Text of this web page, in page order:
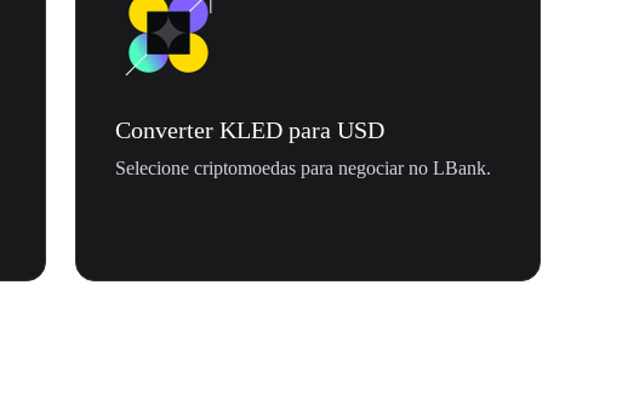
Converter KLED para USD
Selecione criptomoedas para negociar no LBank.